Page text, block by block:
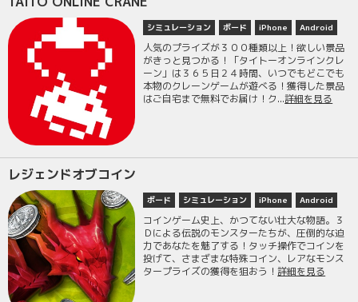
シミュレーション ボード iPhone Android
人気のプライズが３００種類以上！欲しい景品
がきっと見つかる！「タイトーオンラインクレ
ーン」は３６５日２４時間、いつでもどこでも
本物のクレーンゲームが遊べる！獲得した景品
はご自宅まで無料でお届け！ク...詳細を見る
レジェンドオブコイン
ボード シミュレーション iPhone Android
コインゲーム史上、かつてない壮大な物語。３
Ｄによる伝説のモンスターたちが、圧倒的な迫
力であなたを魅了する！タッチ操作でコインを
投げて、さまざまな特殊コイン、レアなモンス
タープライズの獲得を狙おう！詳細を見る